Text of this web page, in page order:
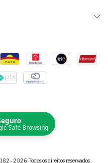
Safe Browsing
- 2026. Todos os direitos reservados.